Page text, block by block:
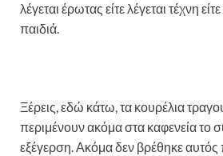
λέγεται έρωτας είτε λέγεται τέχνη
παιδιά.
Ξέρεις, εδώ κάτω, τα κουρέλια
περιμένουν ακόμα στα καφενεία το
εξέγερση. Ακόμα δεν βρέθηκε